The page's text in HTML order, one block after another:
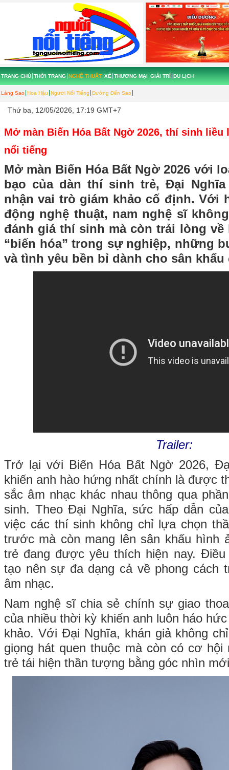
TRANG CHỦ THỜI TRANG NGHỆ THUẬT
Làng Sao Hoa Hậu Người Nổi Tiếng Đường Đến Sao
XẾ THƯƠNG MẠI GIẢI TRÍ DU LỊCH
Thứ ba, 12/05/2026, 17:19 GMT+7
Mở màn Biến Hóa Bất Ngờ 2026, thí sinh
nổi tiếng
Mở màn Biến Hóa Bất Ngờ 2026 với
bạo của dàn thí sinh trẻ, Đại
nhận vai trò giám khảo cố định. Với
động nghệ thuật, nam nghệ sĩ
đánh giá thí sinh mà còn trải lòng
“biến hóa” trong sự nghiệp, những
và tình yêu bền bỉ dành cho sân khấu
Trailer:
Trở lại với Biến Hóa Bất Ngờ 2026,
khiến anh hào hứng nhất chính là được
sắc âm nhạc khác nhau thông qua
sinh. Theo Đại Nghĩa, sức hấp dẫn
việc các thí sinh không chỉ lựa chọn
trước mà còn mang lên sân khấu hình
trẻ đang được yêu thích hiện nay.
tạo nên sự đa dạng cả về phong cách
âm nhạc.
Nam nghệ sĩ chia sẻ chính sự giao
của nhiều thời kỳ khiến anh luôn háo
khảo. Với Đại Nghĩa, khán giả không
giọng hát quen thuộc mà còn có cơ
trẻ tái hiện thần tượng bằng góc nhìn